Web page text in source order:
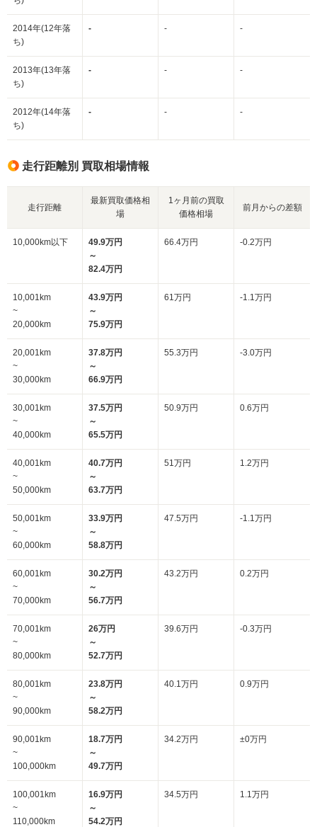
2014年(12年落
ち)
- - -
2013年(13年落
ち)
- - -
2012年(14年落
ち)
- - -
走行距離別 買取相場情報
走行距離
最新買取価格相
場
1ヶ月前の買取
価格相場
前月からの差額
10,000km以下
49.9万円
～
82.4万円
66.4万円 -0.2万円
10,001km
~
20,000km
43.9万円
～
75.9万円
61万円 -1.1万円
20,001km
~
30,000km
37.8万円
～
66.9万円
55.3万円 -3.0万円
30,001km
~
40,000km
37.5万円
～
65.5万円
50.9万円 0.6万円
40,001km
~
50,000km
40.7万円
～
63.7万円
51万円 1.2万円
50,001km
~
60,000km
33.9万円
～
58.8万円
47.5万円 -1.1万円
60,001km
~
70,000km
30.2万円
～
56.7万円
43.2万円 0.2万円
70,001km
~
80,000km
26万円
～
52.7万円
39.6万円 -0.3万円
80,001km
~
90,000km
23.8万円
～
58.2万円
40.1万円 0.9万円
90,001km
~
100,000km
18.7万円
～
49.7万円
34.2万円 ±0万円
100,001km
~
110,000km
16.9万円
～
54.2万円
34.5万円 1.1万円